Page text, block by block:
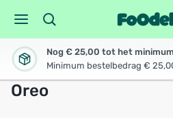
Nog € 25,00 tot het
Minimum bestelbedrag €
Oreo